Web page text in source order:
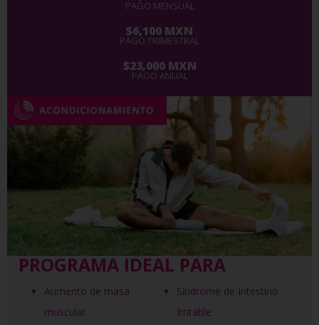
PAGO MENSUAL
$6,100 MXN
PAGO TRIMESTRAL
$23,000 MXN
PAGO ANUAL
PROGRAMA IDEAL PARA
Aumento de masa
muscular
Síndrome de Intestino
Irritable